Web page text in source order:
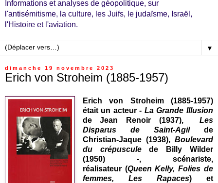
Informations et analyses de géopolitique, sur
l'antisémitisme, la culture, les Juifs, le judaïsme, Israël,
l'Histoire et l'aviation.
▼
dimanche 19 novembre 2023
Erich von Stroheim (1885-1957)
Erich von Stroheim (1885-1957)
était un acteur - La Grande Illusion
de Jean Renoir (1937), Les
Disparus de Saint-Agilde
Christian-Jaque (1938), Boulevard
du crépusculede Billy Wilder
(1950) -,scénariste,
réalisateur (Queen Kelly, Folies de
femmes, Les Rapaces)et